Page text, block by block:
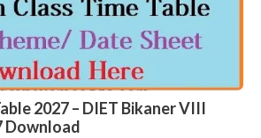
2027 – DIET Bikaner VIII
Download